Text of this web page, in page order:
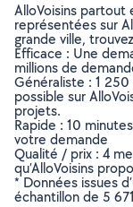
AlloVoisins
représentées sur
grande ville,
Efficace : Une
millions de
Généraliste : 1
possible sur
projets.
Rapide : 10
votre demande
Qualité / prix : 4
qu’AlloVoisins
* Données issues
échantillon de 5